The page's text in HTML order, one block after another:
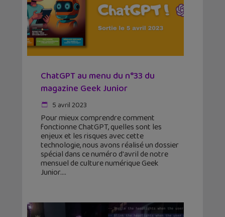
ChatGPT au menu du n°33 du
magazine Geek Junior
5 avril 2023
Pour mieux comprendre comment
fonctionne ChatGPT, quelles sont les
enjeux et les risques avec cette
technologie, nous avons réalisé un dossier
spécial dans ce numéro d'avril de notre
mensuel de culture numérique Geek
Junior.